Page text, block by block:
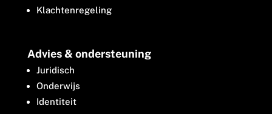
Klachtenregeling
Advies & ondersteuning
Juridisch
Onderwijs
Identiteit